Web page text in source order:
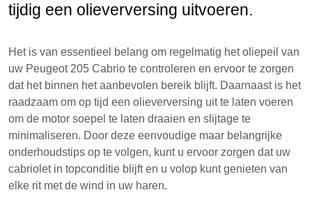
tijdig een olieverversing uitvoeren.
Het is van essentieel belang om regelmatig het oliepeil van
uw Peugeot 205 Cabrio te controleren en ervoor te zorgen
dat het binnen het aanbevolen bereik blijft. Daarnaast is het
raadzaam om op tijd een olieverversing uit te laten voeren
om de motor soepel te laten draaien en slijtage te
minimaliseren. Door deze eenvoudige maar belangrijke
onderhoudstips op te volgen, kunt u ervoor zorgen dat uw
cabriolet in topconditie blijft en u volop kunt genieten van
elke rit met de wind in uw haren.